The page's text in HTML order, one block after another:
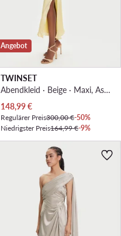
Angebot
TWINSET
Abendkleid · Beige · Maxi, Asymmetrisch
Aktueller Preis
148,99€
Regulärer Preis300,00 €-50%
Niedrigster Preis164,99 €-9%